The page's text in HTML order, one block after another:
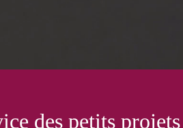
en
des petits